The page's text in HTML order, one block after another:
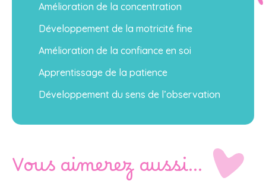
Amélioration de la concentration
Développement de la motricité fine
Amélioration de la confiance en soi
Apprentissage de la patience
Développement du sens de l’observation
Vous aimerez aussi…